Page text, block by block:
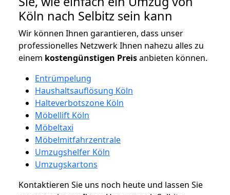
Köln nach Selbitz sein kann
Wir können Ihnen garantieren, dass unser
professionelles Netzwerk Ihnen nahezu alles zu
einem kostengünstigen Preisanbieten können.
Entrümpelung
Haushaltsauflösung Köln
Halteverbotszone Köln
Möbellift Köln
Möbeltaxi
Möbelmitfahrzentrale
Umzugshelfer Köln
Umzugskartons
Kontaktieren Sie uns noch heute und lassen Sie